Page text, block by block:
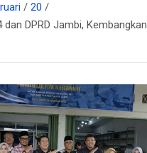
20
dan DPRD Jambi,